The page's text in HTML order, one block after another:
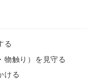
る
物触り）を見守る
ける